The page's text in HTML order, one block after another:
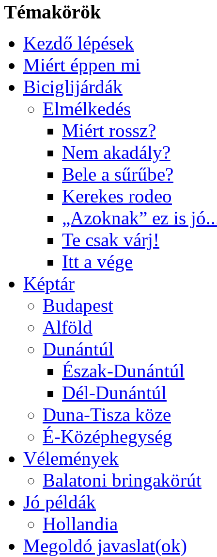
Témakörök
Kezdő lépések
Miért éppen mi
Biciglijárdák
Elmélkedés
Miért rossz?
Nem akadály?
Bele a sűrűbe?
Kerekes rodeo
„Azoknak” ez is
Te csak várj!
Itt a vége
Képtár
Budapest
Alföld
Dunántúl
Észak-Dunántúl
Dél-Dunántúl
Duna-Tisza köze
É-Középhegység
Vélemények
Balatoni bringakörút
Jó példák
Hollandia
Megoldó javaslat(ok)